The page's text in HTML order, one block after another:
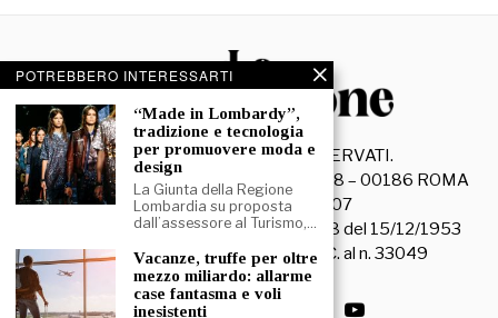
© 2026 - TUTTI I DIRITTI RISERVATI.
La Discussione S.r.l. – Piazza Capranica, 78 – 00186 ROMA
C.F. e P. IVA 15045971007
Registrazione Tribunale di Roma n. 3628 del 15/12/1953
La società editrice è iscritta al R.O.C. al n. 33049
POTREBBERO INTERESSARTI
“Made in Lombardy”,
tradizione e tecnologia
per promuovere moda e
design
La Giunta della Regione
Lombardia su proposta
dall’assessore al Turismo,…
Vacanze, truffe per oltre
mezzo miliardo: allarme
case fantasma e voli
inesistenti